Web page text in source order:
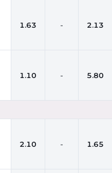
1.63 - 2.13
1.10 - 5.80
2.10 - 1.65